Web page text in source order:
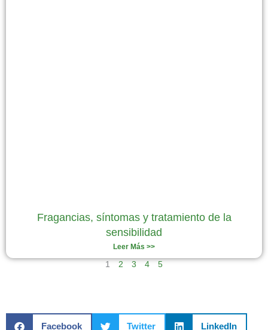
Fragancias, síntomas y tratamiento de la
sensibilidad
Leer Más >>
1 2 3 4 5
Facebook Twitter LinkedIn